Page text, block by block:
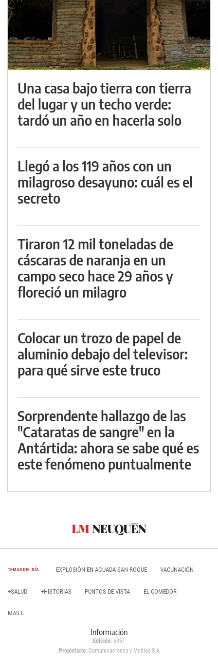
Una casa bajo tierra con tierra
del lugar y un techo verde:
tardó un año en hacerla solo
Llegó a los 119 años con un
milagroso desayuno: cuál es el
secreto
Tiraron 12 mil toneladas de
cáscaras de naranja en un
campo seco hace 29 años y
floreció un milagro
Colocar un trozo de papel de
aluminio debajo del televisor:
para qué sirve este truco
Sorprendente hallazgo de las
"Cataratas de sangre" en la
Antártida: ahora se sabe qué es
este fenómeno puntualmente
TEMAS DEL DÍA EXPLOSIÓN EN AGUADA SAN ROQUE VACUNACIÓN
+SALUD +HISTORIAS PUNTOS DE VISTA EL COMEDOR
MAS E
Información
Edición: 6951
Propietario:Comunicaciones y Medios S.A